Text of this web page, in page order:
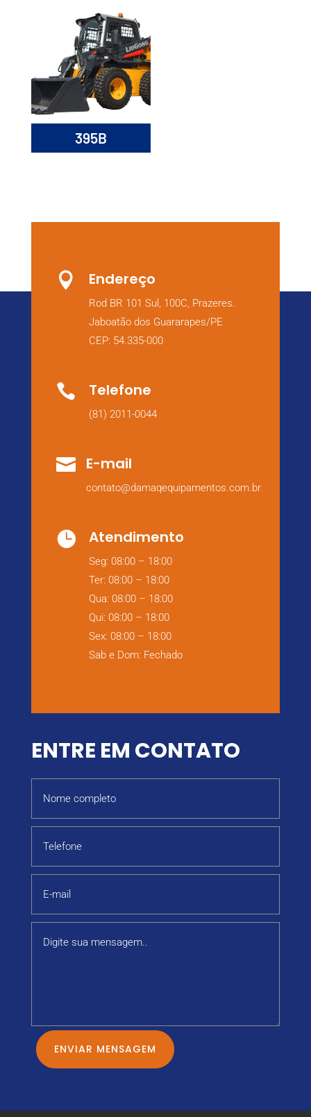
395B
 Endereço
Rod BR 101 Sul, 100C, Prazeres.
Jaboatão dos Guararapes/PE
CEP: 54.335-000
 Telefone
(81) 2011-0044
 E-mail
contato@damaqequipamentos.com.br
 Atendimento
Seg: 08:00 – 18:00
Ter: 08:00 – 18:00
Qua: 08:00 – 18:00
Qui: 08:00 – 18:00
Sex: 08:00 – 18:00
Sab e Dom: Fechado
ENTRE EM CONTATO
ENVIAR MENSAGEM